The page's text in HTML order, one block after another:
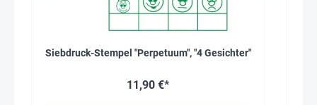
Siebdruck-Stempel "Perpetuum", "4 Gesichter"
11,90 €*